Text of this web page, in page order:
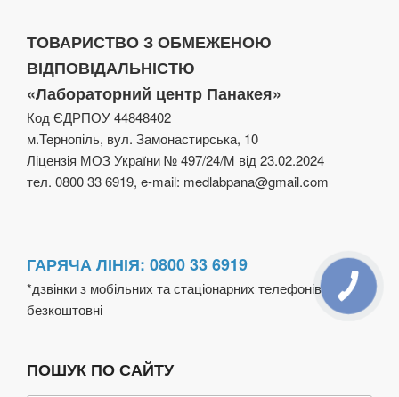
ТОВАРИСТВО З ОБМЕЖЕНОЮ
ВІДПОВІДАЛЬНІСТЮ
«Лабораторний центр Панакея»
Код ЄДРПОУ 44848402
м.Тернопіль, вул. Замонастирська, 10
Ліцензія МОЗ України № 497/24/М від 23.02.2024
тел. 0800 33 6919, e-mail: medlabpana@gmail.com
ГАРЯЧА ЛІНІЯ: 0800 33 6919
*дзвінки з мобільних та стаціонарних телефонів
безкоштовні
ПОШУК ПО САЙТУ